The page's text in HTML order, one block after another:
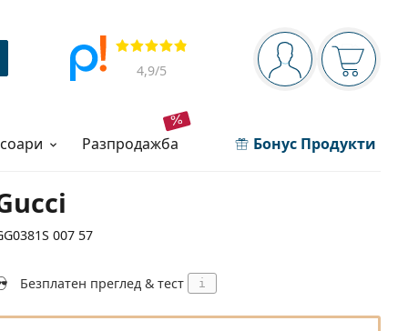
Navigation panel
Вие сте вписани
Прегледи
4,9/5
разпродажба Бонус Продукти
007 57
Безплатен преглед & тест i